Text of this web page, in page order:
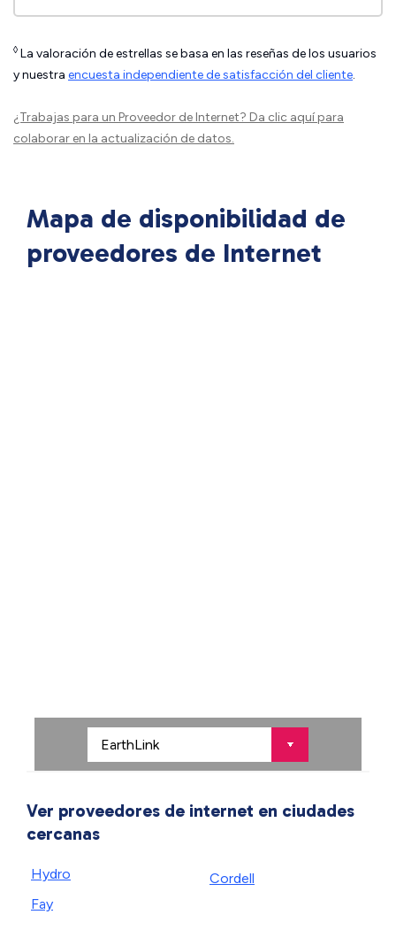
◊ La valoración de estrellas se basa en las reseñas de los usuarios
y nuestra encuesta independiente de satisfacción del cliente.
¿Trabajas para un Proveedor de Internet? Da clic aquípara
colaborar en la actualización de datos.
Mapa de disponibilidad de
proveedores de Internet
Ver proveedores de internet en ciudades
cercanas
Hydro
Fay
Cordell